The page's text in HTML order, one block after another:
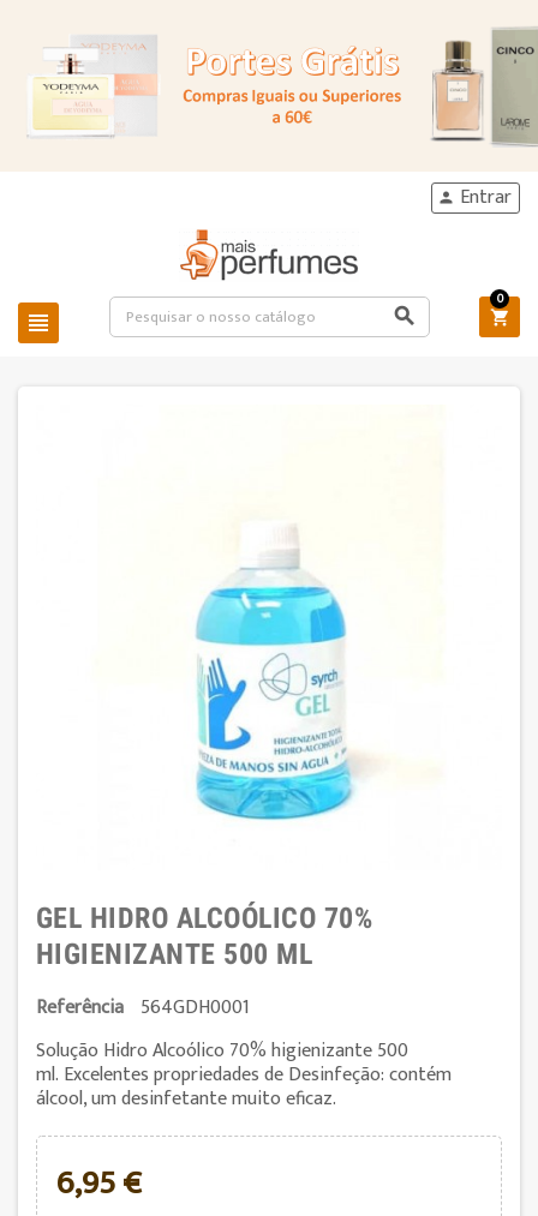
 
 Entrar

0
GEL HIDRO ALCOÓLICO 70%
HIGIENIZANTE 500 ML
Referência 564GDH0001
Solução Hidro Alcoólico 70% higienizante 500
ml. Excelentes propriedades de Desinfeção: contém
álcool, um desinfetante muito eficaz.
6,95 €